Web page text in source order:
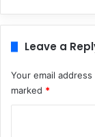
Leave a
Your email
marked *